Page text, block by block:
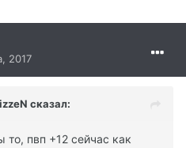
2017
сказал:
пвп +12 сейчас как